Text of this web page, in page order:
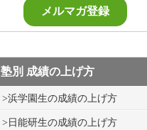
塾別 成績の上げ方
浜学園生の成績の上げ方
日能研生の成績の上げ方